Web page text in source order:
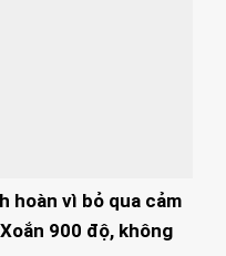
hoàn vì bỏ qua cảm
900 độ, không